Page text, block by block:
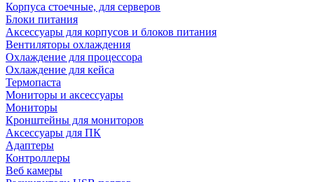
Корпуса стоечные, для серверов
Блоки питания
Аксессуары для корпусов и блоков питания
Вентиляторы охлаждения
Охлаждение для процессора
Охлаждение для кейса
Термопаста
Мониторы и аксессуары
Мониторы
Кронштейны для мониторов
Аксессуары для ПК
Адаптеры
Контроллеры
Веб камеры